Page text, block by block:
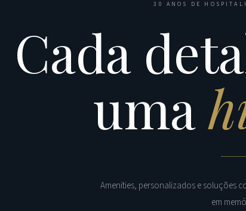
30 ANOS DE
Cada
uma
Amenities, personalizados e soluções
em